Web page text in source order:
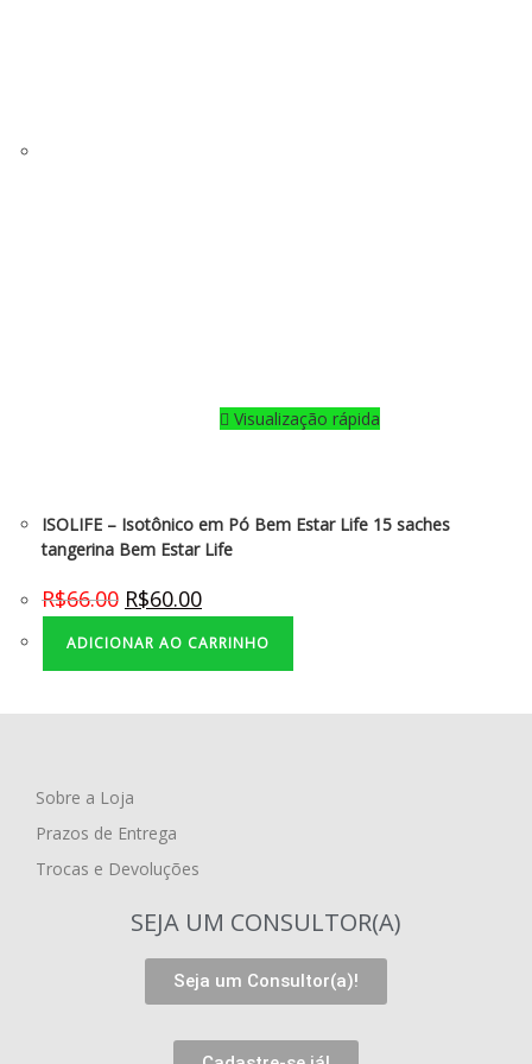
Visualização rápida
ISOLIFE – Isotônico em Pó Bem Estar Life 15 saches
tangerina Bem Estar Life
R$66.00 R$60.00
ADICIONAR AO CARRINHO
Sobre a Loja
Prazos de Entrega
Trocas e Devoluções
SEJA UM CONSULTOR(A)
Seja um Consultor(a)!